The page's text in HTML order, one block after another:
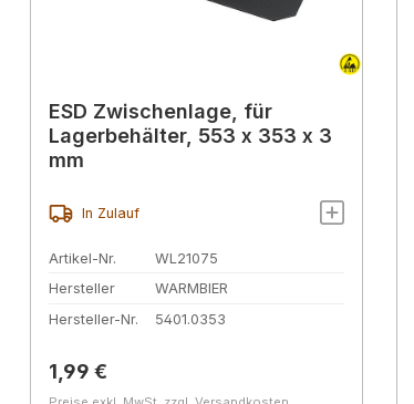
ESD Zwischenlage, für
Lagerbehälter, 553 x 353 x 3
mm
In Zulauf
Artikel-Nr.
WL21075
Hersteller
WARMBIER
Hersteller-Nr.
5401.0353
Regulärer Preis:
1,99 €